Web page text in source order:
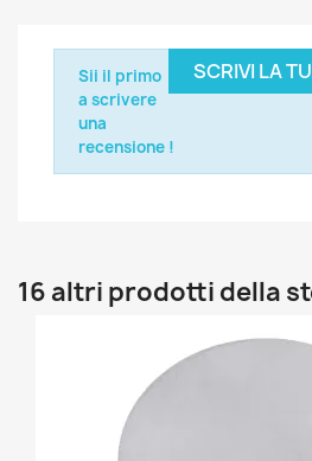
SCRIVI LA
Sii il primo
a scrivere
una
recensione !
16 altri prodotti della